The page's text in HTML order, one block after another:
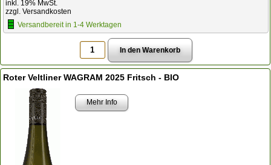
inkl. 19% MwSt.
zzgl. Versandkosten
Versandbereit in 1-4 Werktagen
Roter Veltliner WAGRAM 2025 Fritsch - BIO
Mehr Info